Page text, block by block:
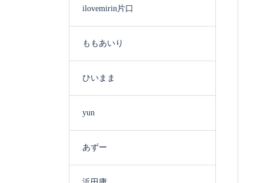
ilovemirin片口
ももあいり
ひいまま
yun
あずー